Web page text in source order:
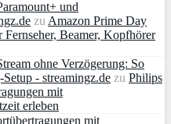
und
zuAmazon Prime Day
Beamer, Kopfhörer
ohne Verzögerung: So
- streamingz.de zu Philips
mit
erleben
mit